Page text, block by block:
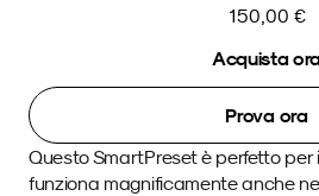
150,00 €
Acquista
Prova ora
Questo SmartPreset è perfetto per
funziona magnificamente anche